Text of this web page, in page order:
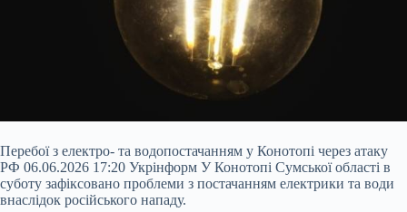
Перебої з електро- та водопостачанням у Конотопі через атаку
РФ 06.06.2026 17:20 Укрінформ У Конотопі Сумської області в
суботу зафіксовано проблеми з постачанням електрики та води
внаслідок російського нападу.